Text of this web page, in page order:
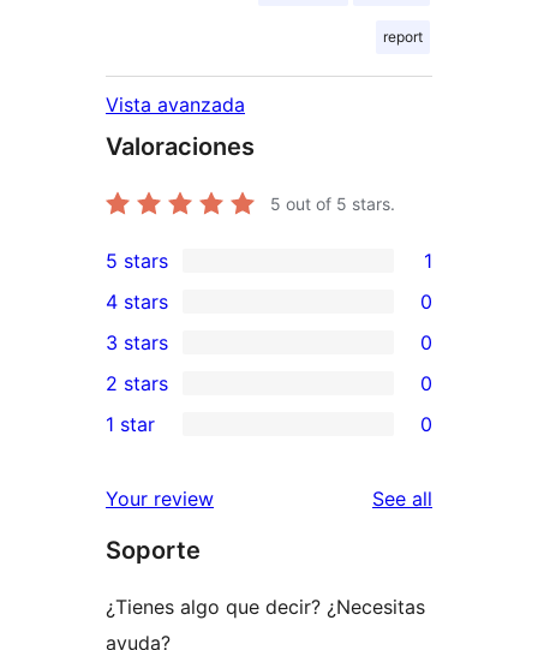
report
Vista avanzada
Valoraciones
5 out of 5 stars.
1
5-
star
review
5 stars 1
4-
star
reviews
4 stars 0
0
3-
star
3 stars 0
2-
reviews
2 stars 0
star
reviews
1 star 0
Your review See all
Soporte
¿Tienes algo que decir? ¿Necesitas
ayuda?